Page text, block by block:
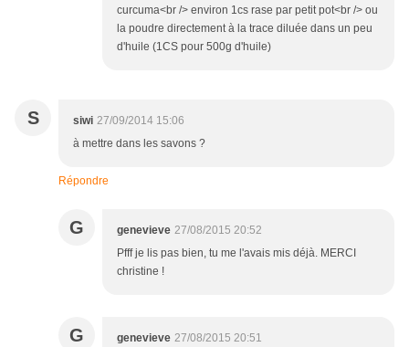
curcuma<br /> environ 1cs rase par petit pot<br /> ou
la poudre directement à la trace diluée dans un peu
d'huile (1CS pour 500g d'huile)
S siwi 27/09/2014 15:06
à mettre dans les savons ?
Répondre
G genevieve 27/08/2015 20:52
Pfff je lis pas bien, tu me l'avais mis déjà. MERCI
christine !
G genevieve 27/08/2015 20:51